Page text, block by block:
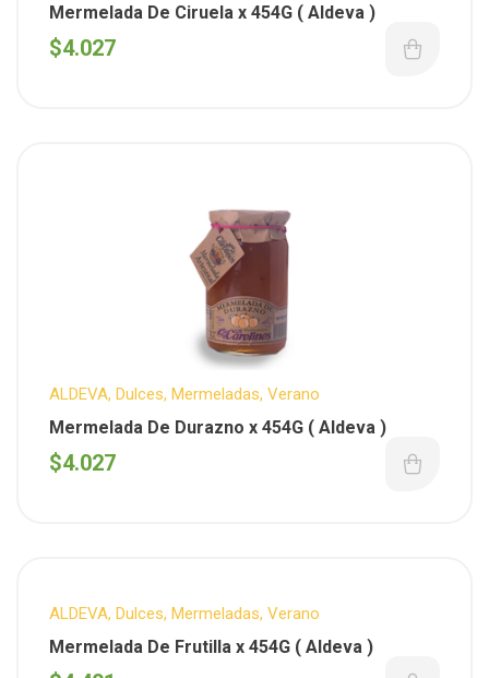
Mermelada De Ciruela x 454G ( Aldeva )
$4.027
ALDEVA, Dulces, Mermeladas, Verano
Mermelada De Durazno x 454G ( Aldeva )
$4.027
ALDEVA, Dulces, Mermeladas, Verano
Mermelada De Frutilla x 454G ( Aldeva )